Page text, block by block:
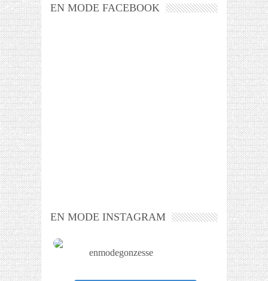
EN MODE FACEBOOK
EN MODE INSTAGRAM
enmodegonzesse